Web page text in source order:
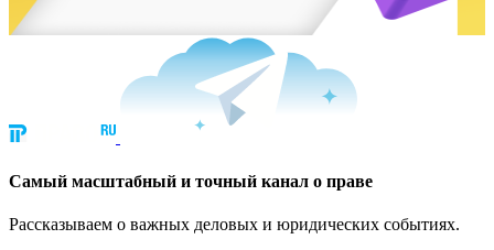
Cамый масштабный и точный канал о праве
Рассказываем о важных деловых и юридических событиях.